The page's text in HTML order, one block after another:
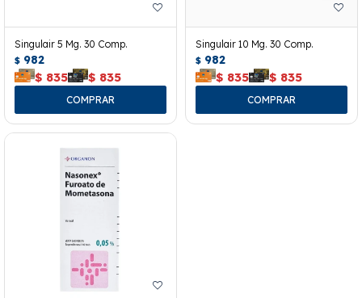
Singulair 5 Mg. 30 Comp.
$ 982
$ 835 $ 835
Singulair 10 Mg. 30 Comp.
$ 982
$ 835 $ 835